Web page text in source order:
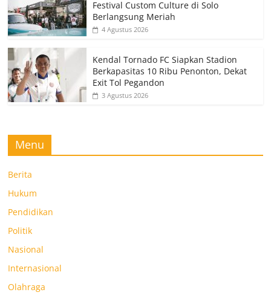
Festival Custom Culture di Solo
Berlangsung Meriah
4 Agustus 2026
Kendal Tornado FC Siapkan Stadion
Berkapasitas 10 Ribu Penonton, Dekat
Exit Tol Pegandon
3 Agustus 2026
Menu
Berita
Hukum
Pendidikan
Politik
Nasional
Internasional
Olahraga